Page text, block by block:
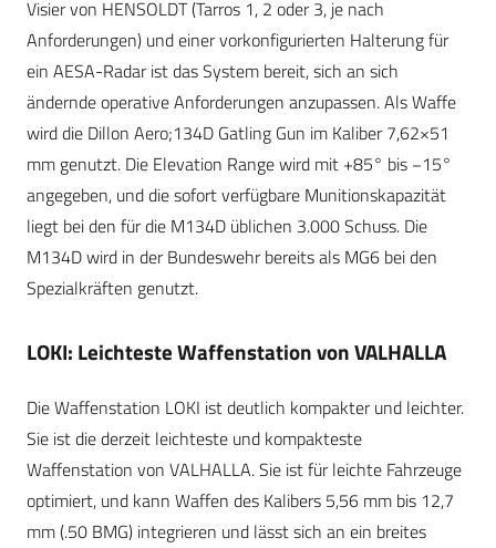
Visier von HENSOLDT (Tarros 1, 2 oder 3, je nach
Anforderungen) und einer vorkonfigurierten Halterung für
ein AESA-Radar ist das System bereit, sich an sich
ändernde operative Anforderungen anzupassen. Als Waffe
wird die Dillon Aero;134D Gatling Gun im Kaliber 7,62×51
mm genutzt. Die Elevation Range wird mit +85° bis −15°
angegeben, und die sofort verfügbare Munitionskapazität
liegt bei den für die M134D üblichen 3.000 Schuss. Die
M134D wird in der Bundeswehr bereits als MG6 bei den
Spezialkräften genutzt.
LOKI: Leichteste Waffenstation von VALHALLA
Die Waffenstation LOKI ist deutlich kompakter und leichter.
Sie ist die derzeit leichteste und kompakteste
Waffenstation von VALHALLA. Sie ist für leichte Fahrzeuge
optimiert, und kann Waffen des Kalibers 5,56 mm bis 12,7
mm (.50 BMG) integrieren und lässt sich an ein breites